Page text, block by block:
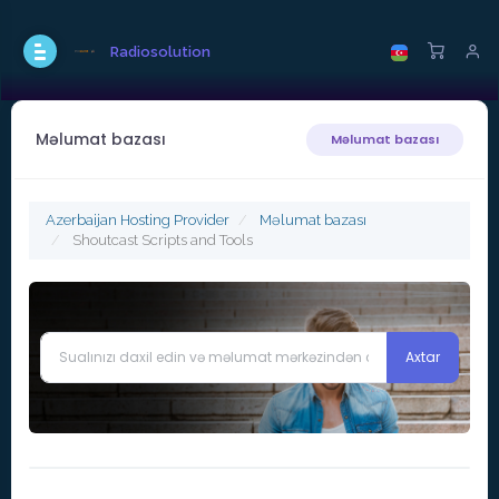
Radiosolution
Məlumat bazası Məlumat bazası
Azerbaijan Hosting Provider
Məlumat bazası
Shoutcast Scripts and Tools